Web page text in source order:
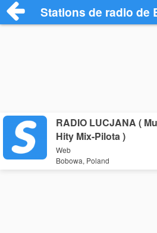
Stations de radio de
RADIO LUCJANA (
Hity Mix-Pilota )
Web
Bobowa, Poland